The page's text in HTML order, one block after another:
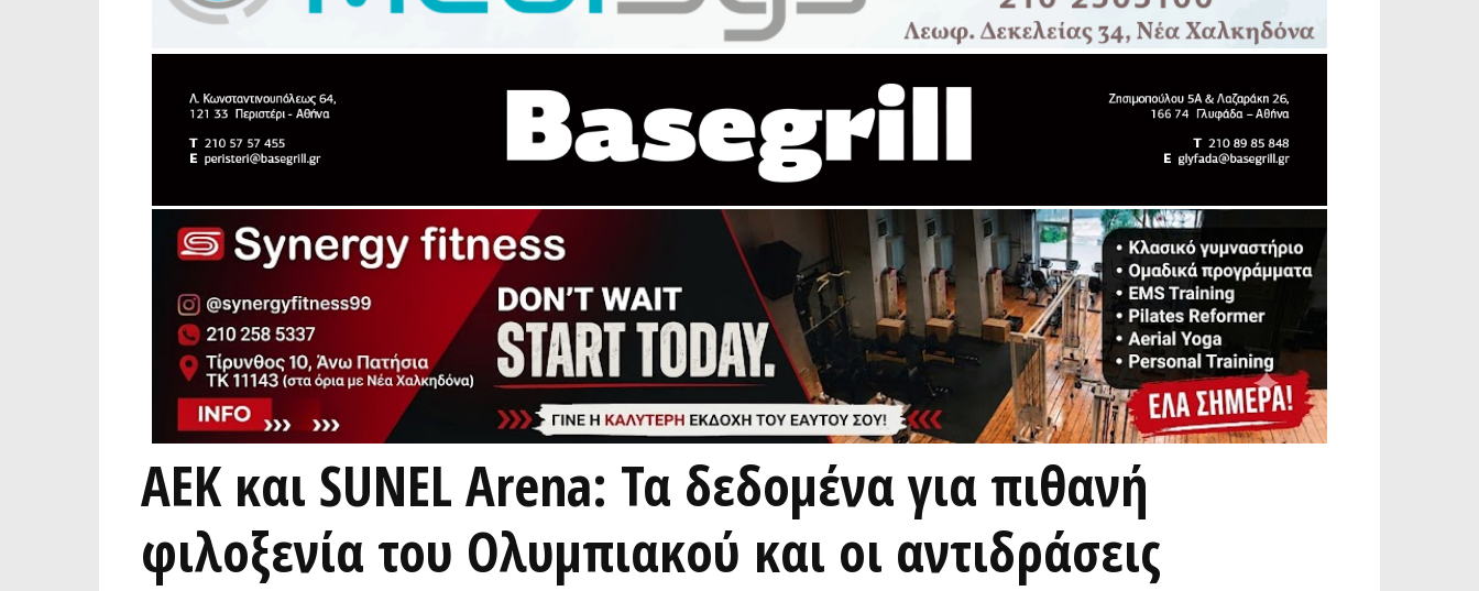
ΑΕΚ και SUNEL Arena: Τα δεδομένα για πιθανή
φιλοξενία του Ολυμπιακού και οι αντιδράσεις